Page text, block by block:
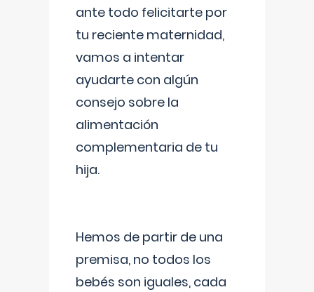
ante todo felicitarte por
tu reciente maternidad,
vamos a intentar
ayudarte con algún
consejo sobre la
alimentación
complementaria de tu
hija.
Hemos de partir de una
premisa, no todos los
bebés son iguales, cada